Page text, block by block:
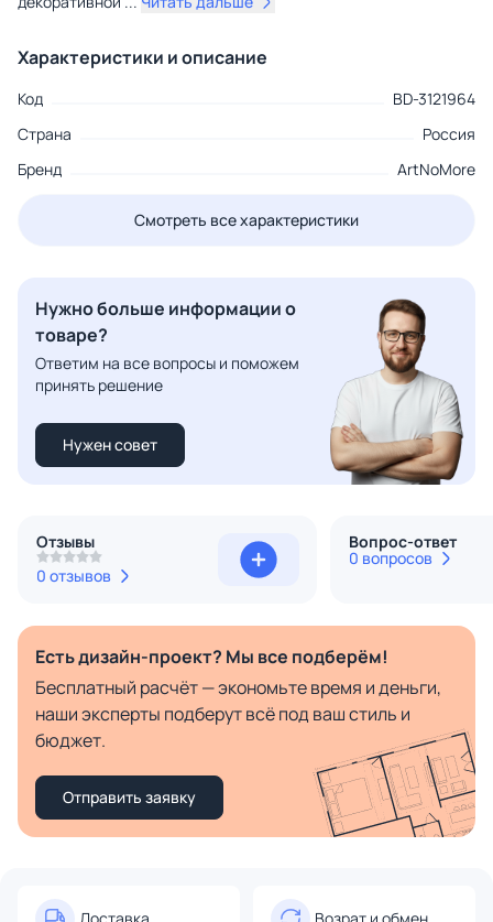
Характеристики и описание
Код
BD-3121964
Страна
Россия
Бренд
ArtNoMore
Смотреть все характеристики
Нужно больше информации о
товаре?
Ответим на все вопросы и поможем
принять решение
Нужен совет
Отзывы
0 отзывов
Вопрос-ответ
0 вопросов
Есть дизайн-проект? Мы все подберём!
Бесплатный расчёт — экономьте время и деньги,
наши эксперты подберут всё под ваш стиль и
бюджет.
Отправить заявку